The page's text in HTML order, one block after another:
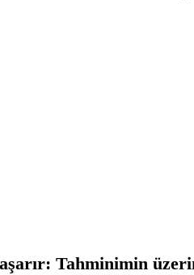
Tahminimin